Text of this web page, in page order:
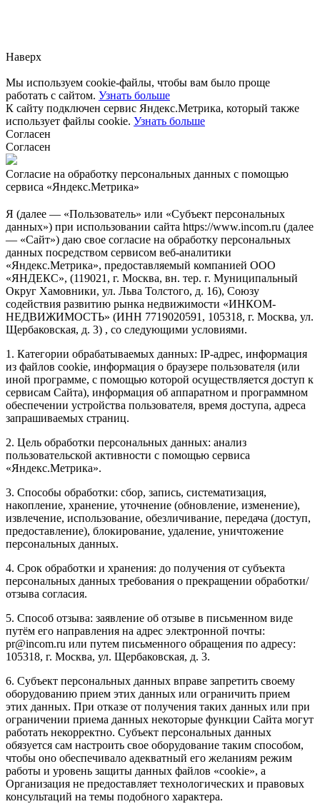
Наверх
Мы используем cookie-файлы, чтобы вам было проще
работать с сайтом. Узнать больше
К сайту подключен сервис Яндекс.Метрика, который также
использует файлы cookie. Узнать больше
Согласен
Согласен
Согласие на обработку персональных данных с помощью
сервиса «Яндекс.Метрика»
Я (далее — «Пользователь» или «Субъект персональных
данных») при использовании сайта https://www.incom.ru (далее
— «Сайт») даю свое согласие на обработку персональных
данных посредством сервисом веб-аналитики
«Яндекс.Метрика», предоставляемый компанией ООО
«ЯНДЕКС», (119021, г. Москва, вн. тер. г. Муниципальный
Округ Хамовники, ул. Льва Толстого, д. 16), Союзу
содействия развитию рынка недвижимости «ИНКОМ-
НЕДВИЖИМОСТЬ» (ИНН 7719020591, 105318, г. Москва, ул.
Щербаковская, д. 3) , со следующими условиями.
1. Категории обрабатываемых данных: IP-адрес, информация
из файлов cookie, информация о браузере пользователя (или
иной программе, с помощью которой осуществляется доступ к
сервисам Сайта), информация об аппаратном и программном
обеспечении устройства пользователя, время доступа, адреса
запрашиваемых страниц.
2. Цель обработки персональных данных: анализ
пользовательской активности с помощью сервиса
«Яндекс.Метрика».
3. Способы обработки: сбор, запись, систематизация,
накопление, хранение, уточнение (обновление, изменение),
извлечение, использование, обезличивание, передача (доступ,
предоставление), блокирование, удаление, уничтожение
персональных данных.
4. Срок обработки и хранения: до получения от субъекта
персональных данных требования о прекращении обработки/
отзыва согласия.
5. Способ отзыва: заявление об отзыве в письменном виде
путём его направления на адрес электронной почты:
pr@incom.ru или путем письменного обращения по адресу:
105318, г. Москва, ул. Щербаковская, д. 3.
6. Субъект персональных данных вправе запретить своему
оборудованию прием этих данных или ограничить прием
этих данных. При отказе от получения таких данных или при
ограничении приема данных некоторые функции Сайта могут
работать некорректно. Субъект персональных данных
обязуется сам настроить свое оборудование таким способом,
чтобы оно обеспечивало адекватный его желаниям режим
работы и уровень защиты данных файлов «cookie», а
Организация не предоставляет технологических и правовых
консультаций на темы подобного характера.